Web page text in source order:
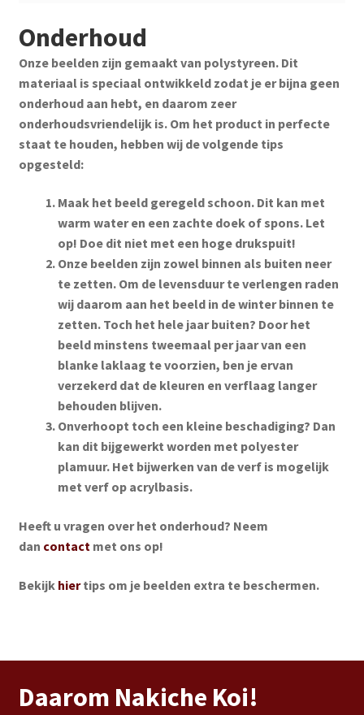
Onderhoud
Onze beelden zijn gemaakt van polystyreen. Dit
materiaal is speciaal ontwikkeld zodat je er bijna geen
onderhoud aan hebt, en daarom zeer
onderhoudsvriendelijk is. Om het product in perfecte
staat te houden, hebben wij de volgende tips
opgesteld:
Maak het beeld geregeld schoon. Dit kan met
warm water en een zachte doek of spons. Let
op! Doe dit niet met een hoge drukspuit!
Onze beelden zijn zowel binnen als buiten neer
te zetten. Om de levensduur te verlengen raden
wij daarom aan het beeld in de winter binnen te
zetten. Toch het hele jaar buiten? Door het
beeld minstens tweemaal per jaar van een
blanke laklaag te voorzien, ben je ervan
verzekerd dat de kleuren en verflaag langer
behouden blijven.
Onverhoopt toch een kleine beschadiging? Dan
kan dit bijgewerkt worden met polyester
plamuur. Het bijwerken van de verf is mogelijk
met verf op acrylbasis.
Heeft u vragen over het onderhoud? Neem
dan contactmet ons op!
Bekijk hiertips om je beelden extra te beschermen.
Daarom Nakiche Koi!